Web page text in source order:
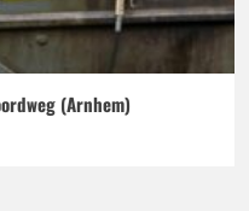
(Arnhem)